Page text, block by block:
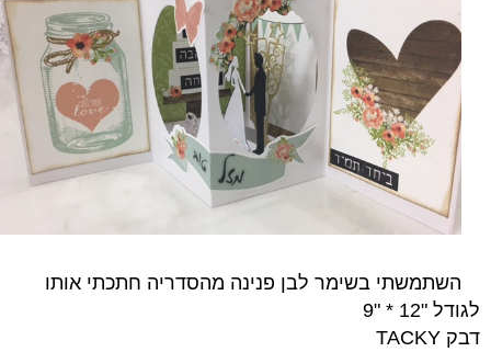
השתמשתי בשימר לבן פנינה מהסדריה חתכתי אותו
לגודל "12 * "9
דבק TACKY